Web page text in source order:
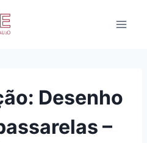
Desenho
–